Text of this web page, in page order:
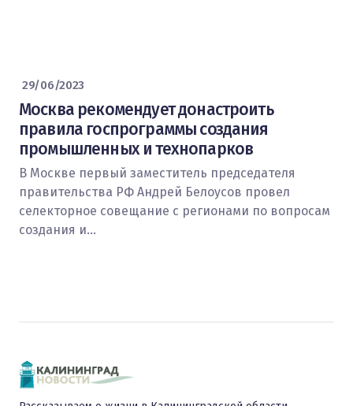
29/06/2023
Москва рекомендует донастроить
правила госпрограммы создания
промышленных и технопарков
В Москве первый заместитель председателя
правительства РФ Андрей Белоусов провел
селекторное совещание с регионами по вопросам
создания и…